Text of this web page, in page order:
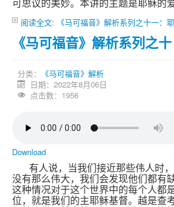
可思议的美妙。本讲的主题是耶稣的爱
阅读全文: 《马可福音》解析系列之十一：
《马可福音》解析系列之
分类：
《马可福音》解析
日期：2022年8月06日
点击数：1956
Download
有人说，当我们接近那些伟人时
没有那么伟大，我们会发现他们都有
这种情况对于这个世界中的每个人都
位，就是我们的主耶稣基督。越是查